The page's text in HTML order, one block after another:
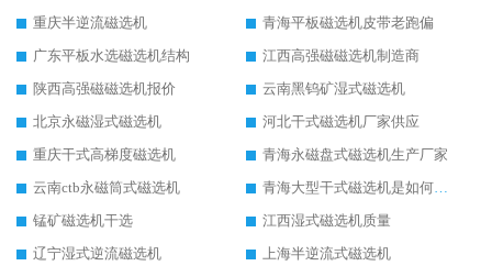
重庆半逆流磁选机
青海平板磁选机皮带老跑偏
广东平板水选磁选机结构
江西高强磁磁选机制造商
陕西高强磁磁选机报价
云南黑钨矿湿式磁选机
北京永磁湿式磁选机
河北干式磁选机厂家供应
重庆干式高梯度磁选机
青海永磁盘式磁选机生产厂家
云南ctb永磁筒式磁选机
青海大型干式磁选机是如何选矿的
锰矿磁选机干选
江西湿式磁选机质量
辽宁湿式逆流磁选机
上海半逆流式磁选机